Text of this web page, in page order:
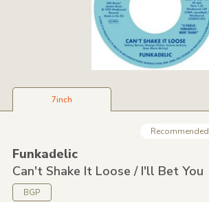
7inch
Recommended
Funkadelic
Can't Shake It Loose /I'll Bet You
BGP